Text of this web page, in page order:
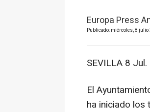
Europa Press
Publicado: miércoles, 8 julio
SEVILLA 8 Jul.
El
ha iniciado los